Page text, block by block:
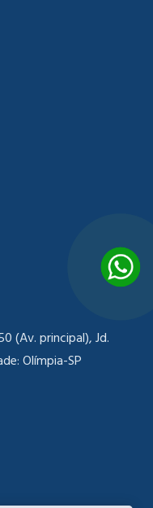
(Av. principal), Jd.
Olímpia-SP